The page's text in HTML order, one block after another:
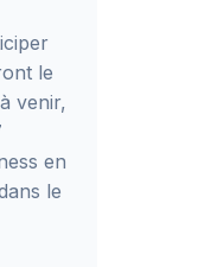
le
venir,
en
le